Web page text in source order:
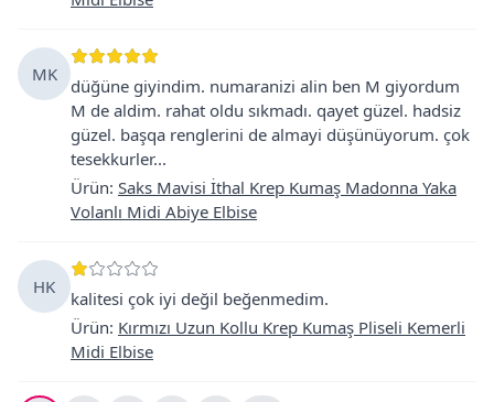
MK
düğüne giyindim. numaranizi alin ben M giyordum
M de aldim. rahat oldu sıkmadı. qayet güzel. hadsiz
güzel. başqa renglerini de almayi düşünüyorum. çok
tesekkurler...
Ürün: Saks Mavisi İthal Krep Kumaş Madonna Yaka
Volanlı Midi Abiye Elbise
HK
kalitesi çok iyi değil beğenmedim.
Ürün: Kırmızı Uzun Kollu Krep Kumaş Pliseli Kemerli
Midi Elbise